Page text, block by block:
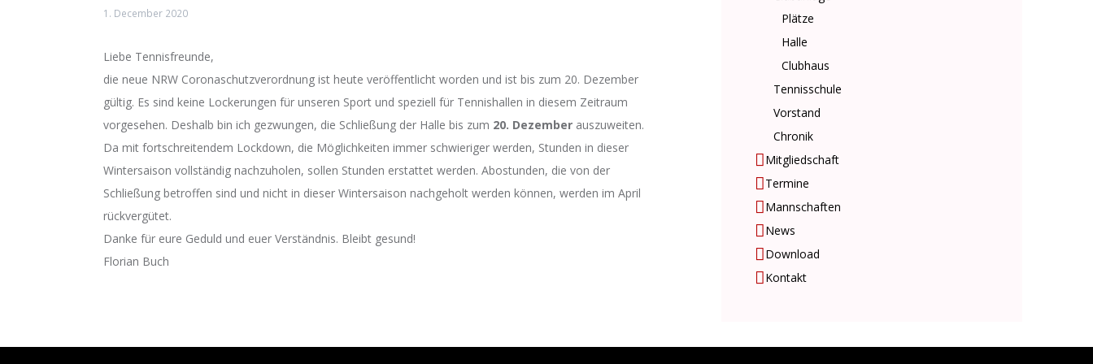
1. December 2020
Liebe Tennisfreunde,
die neue NRW Coronaschutzverordnung ist heute veröffentlicht worden und ist bis zum 20. Dezember
gültig. Es sind keine Lockerungen für unseren Sport und speziell für Tennishallen in diesem Zeitraum
vorgesehen. Deshalb bin ich gezwungen, die Schließung der Halle bis zum 20. Dezemberauszuweiten.
Da mit fortschreitendem Lockdown, die Möglichkeiten immer schwieriger werden, Stunden in dieser
Wintersaison vollständig nachzuholen, sollen Stunden erstattet werden. Abostunden, die von der
Schließung betroffen sind und nicht in dieser Wintersaison nachgeholt werden können, werden im April
rückvergütet.
Danke für eure Geduld und euer Verständnis. Bleibt gesund!
Florian Buch
Plätze
Halle
Clubhaus
Tennisschule
Vorstand
Chronik
Mitgliedschaft
Termine
Mannschaften
News
Download
Kontakt